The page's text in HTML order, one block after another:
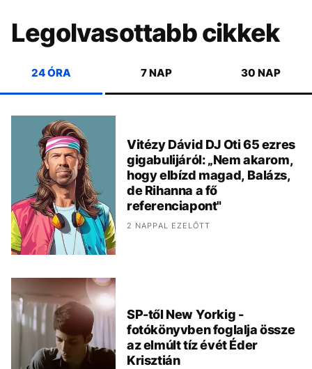
Legolvasottabb cikkek
24 ÓRA 7 NAP 30 NAP
Vitézy Dávid DJ Oti 65 ezres
gigabulijáról: „Nem akarom,
hogy elbízd magad, Balázs,
de Rihanna a fő
referenciapont"
2 NAPPAL EZELŐTT
SP-től New Yorkig -
fotókönyvben foglalja össze
az elmúlt tíz évét Éder
Krisztián